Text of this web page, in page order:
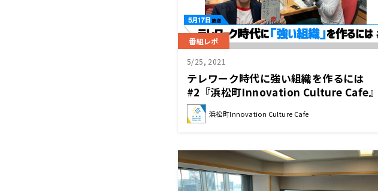
番組レポ
5/25, 2021
テレワーク時代に強い組織を作るには
#2『浜松町Innovation Culture Cafe』
浜松町Innovation Culture Cafe